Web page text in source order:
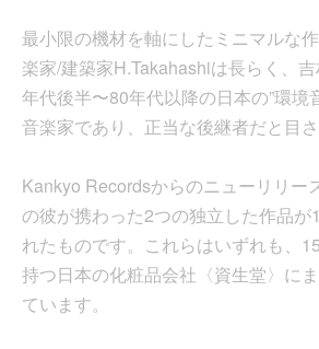
最小限の機材を軸にしたミニマルな
楽家/建築家H.Takahashiは長らく、
年代後半〜80年代以降の日本の”環境
音楽家であり、正当な後継者だと目さ
Kankyo Recordsからのニューリリー
の彼が携わった2つの独立した作品が
れたものです。これらはいずれも、
持つ日本の化粧品会社〈資生堂〉に
ています。